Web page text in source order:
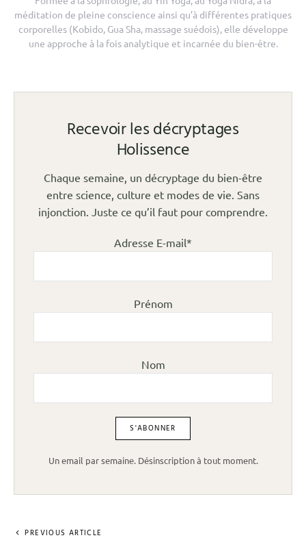
méditation de pleine conscience ainsi qu’à différentes pratiques
corporelles (Kobido, Gua Sha, massage suédois), elle développe
une approche à la fois analytique et incarnée du bien-être.
Recevoir les décryptages
Holissence
Chaque semaine, un décryptage du bien-être
entre science, culture et modes de vie. Sans
injonction. Juste ce qu’il faut pour comprendre.
Adresse E-mail*
Prénom
Nom
Un email par semaine. Désinscription à tout moment.
PREVIOUS ARTICLE